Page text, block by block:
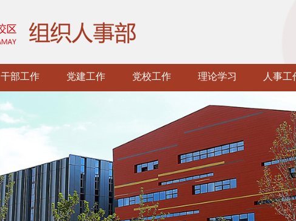
干部工作 党建工作 党校工作 理论学习 人事工